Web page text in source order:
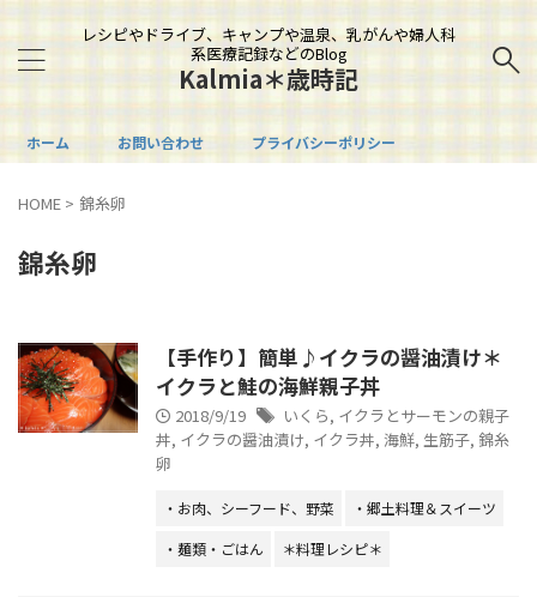
レシピやドライブ、キャンプや温泉、乳がんや婦人科
系医療記録などのBlog
Kalmia＊歳時記
ホーム お問い合わせ プライバシーポリシー
HOME > 錦糸卵
錦糸卵
【手作り】簡単♪イクラの醤油漬け＊
イクラと鮭の海鮮親子丼
2018/9/19 いくら, イクラとサーモンの親子
丼, イクラの醤油漬け, イクラ丼, 海鮮, 生筋子, 錦糸
卵
・お肉、シーフード、野菜
・郷土料理＆スイーツ
・麺類・ごはん
＊料理レシピ＊